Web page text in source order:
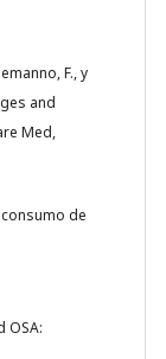
F., y
and
Med,
consumo de
OSA: